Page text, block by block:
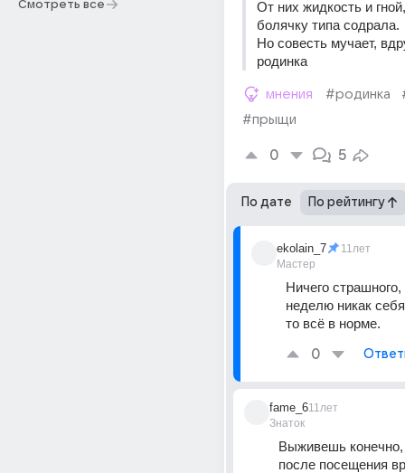
Смотреть все
От них жидкость и
болячку типа содрала.
Но совесть мучает,
родинка
мнения #родинка
#прыщи
0 5
По дате По рейтингу
ekolain_7
Мастер
11лет
Ничего
неделю никак
то всё в норме.
0
fame_6
Знаток
11лет
Выживешь конечно,
после посещения